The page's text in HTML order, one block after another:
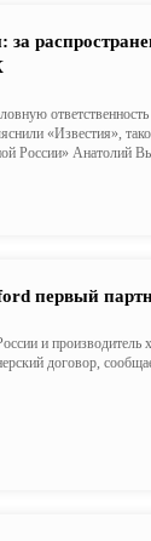
«Известия»,
России» Анатолий
первый
и производитель
договор,